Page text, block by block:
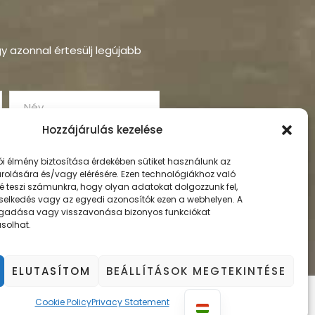
Hozzájárulás kezelése
élmény biztosítása érdekében sütiket használunk az
és/vagy elérésére. Ezen technológiákhoz való
teszi számunkra, hogy olyan adatokat dolgozzunk fel,
vagy az egyedi azonosítók ezen a webhelyen. A
vagy visszavonása bizonyos funkciókat
ELUTASÍTOM BEÁLLÍTÁSOK MEGTEKINTÉSE
Cookie PolicyPrivacy Statement
azonnal értesülj legújabb